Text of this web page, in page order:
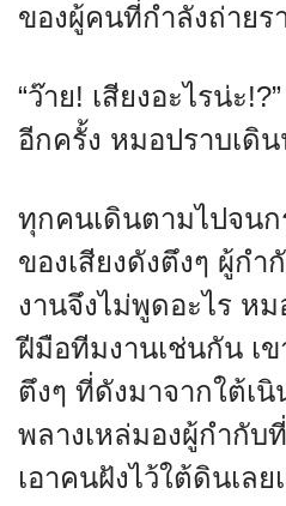
ของผู้คนที่กำลังถ่ายร
“ว๊าย! เสียงอะไรน่ะ
อีกครั้ง หมอปราบเดิน
ทุกคนเดินตามไปจนก
ของเสียงดังตึงๆ ผู้ก
งานจึงไม่พูดอะไร ห
ฝีมือทีมงานเช่นกัน เข
ตึงๆ ที่ดังมาจากใต้เ
พลางเหล่มองผู้กำกับ
เอาคนฝังไว้ใต้ดินเลย